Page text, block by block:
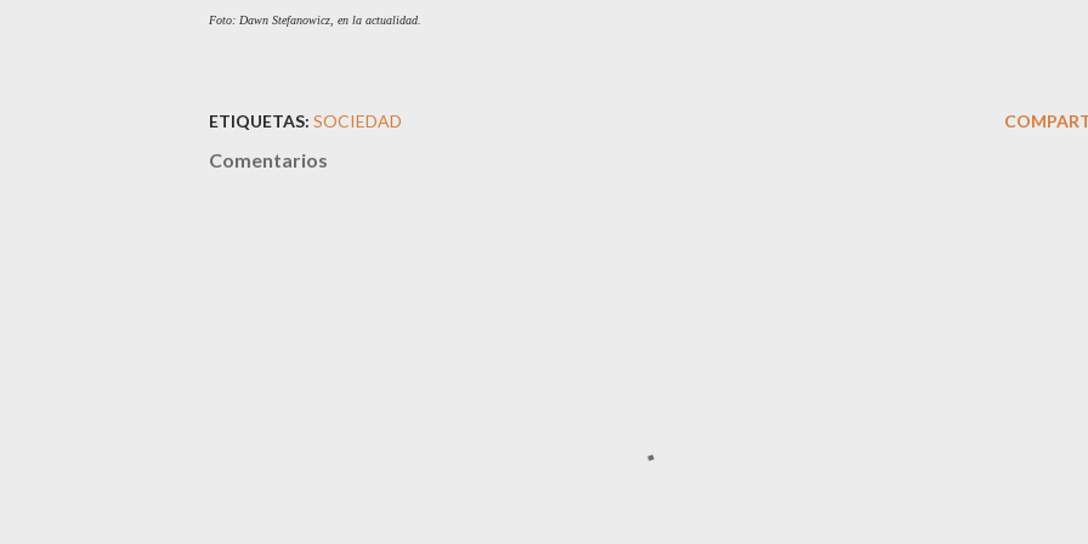
Foto: Dawn Stefanowicz, en la actualidad.
ETIQUETAS: SOCIEDAD
Comentarios